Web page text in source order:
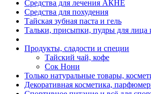
Средства для лечения АКНЕ
Средства для похудения
Тайская зубная паста и гель
Тальки, присыпки, пудры для лица
Продукты, сладости и специи
Тайский чай, кофе
Сок Нони
Только натуральные товары,
Декоративная косметика,